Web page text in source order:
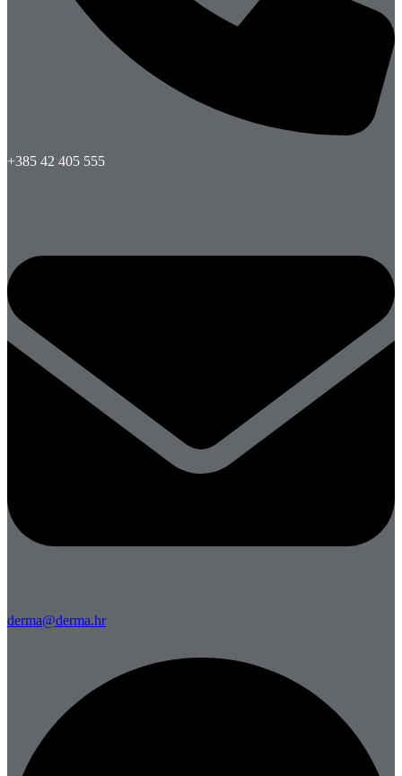
+385 42 405 555
derma@derma.hr